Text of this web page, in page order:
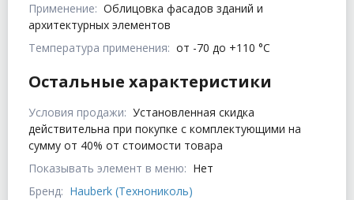
Применение: Облицовка фасадов зданий и
архитектурных элементов
Температура применения: от -70 до +110 °C
Остальные характеристики
Условия продажи: Установленная скидка
действительна при покупке с комплектующими на
сумму от 40% от стоимости товара
Показывать элемент в меню: Нет
Бренд: Hauberk (Технониколь)